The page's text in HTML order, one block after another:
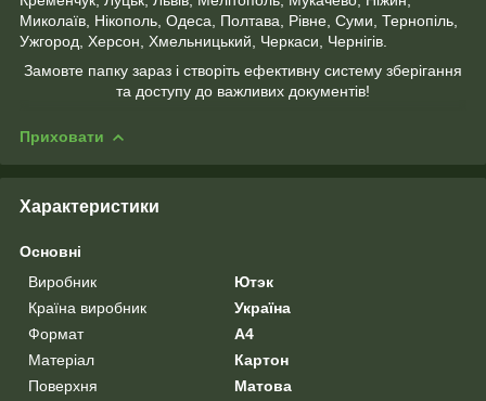
Миколаїв, Нікополь, Одеса, Полтава, Рівне, Суми, Тернопіль,
Ужгород, Херсон, Хмельницький, Черкаси, Чернігів.
Замовте папку зараз і створіть ефективну систему зберігання
та доступу до важливих документів!
Приховати
Характеристики
Основні
Виробник
Ютэк
Країна виробник
Україна
Формат
A4
Матеріал
Картон
Поверхня
Матова